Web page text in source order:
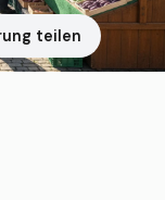
teilen